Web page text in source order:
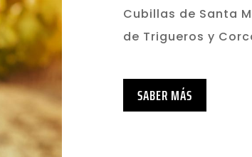
Cubillas de Santa
de Trigueros y
SABER MÁS